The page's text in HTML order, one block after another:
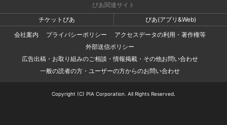
ぴあ関連サイト
チケットぴあ
ぴあ(アプリ&Web)
会社案内
プライバシーポリシー
アクセスデータの利用・著作権等
外部送信ポリシー
広告出稿・お取り組みのご相談・情報掲載・その他お問い合わせ
一般の読者の方・ユーザーの方からのお問い合わせ
Copyright (C) PIA Corporation. All Rights Reserved.